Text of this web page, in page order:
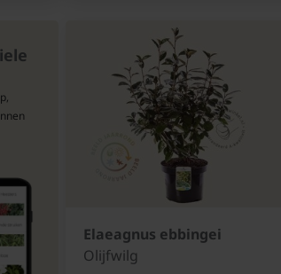
Elaeagnus ebbingei
Olijfwilg